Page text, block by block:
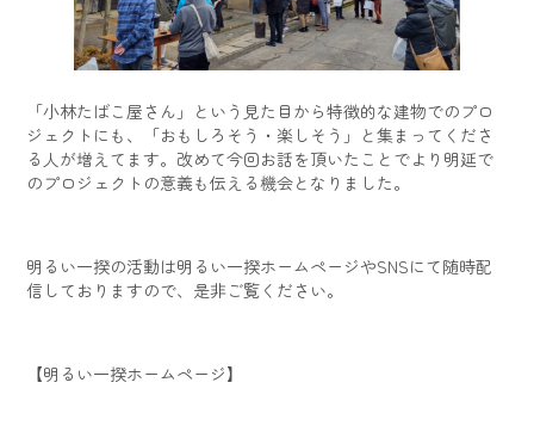
「小林たばこ屋さん」という見た目から特徴的な建物でのプロ
ジェクトにも、「おもしろそう・楽しそう」と集まってくださ
る人が増えてます。改めて今回お話を頂いたことでより明延で
のプロジェクトの意義も伝える機会となりました。
明るい一揆の活動は明るい一揆ホームページやSNSにて随時配
信しておりますので、是非ご覧ください。
【明るい一揆ホームページ】